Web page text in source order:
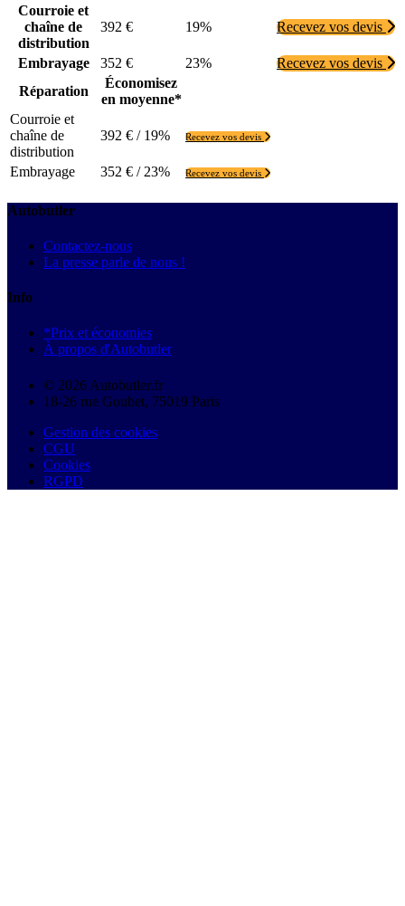
Courroie et
chaîne de
distribution
392 € 19% Recevez vos devis
Embrayage 352 € 23%
Recevez vos devis
Réparation
Économisez
en moyenne*
Courroie et
chaîne de
distribution
392 € / 19% Recevez vos devis
Embrayage 352 € / 23% Recevez vos devis
Autobutler
Contactez-nous
La presse parle de nous !
Info
*Prix et économies
À propos d'Autobutler
© 2026 Autobutler.fr
18-26 rue Goubet, 75019 Paris
Gestion des cookies
CGU
Cookies
RGPD